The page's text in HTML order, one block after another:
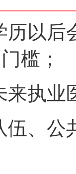
历以后
槛；
来执业
伍、公